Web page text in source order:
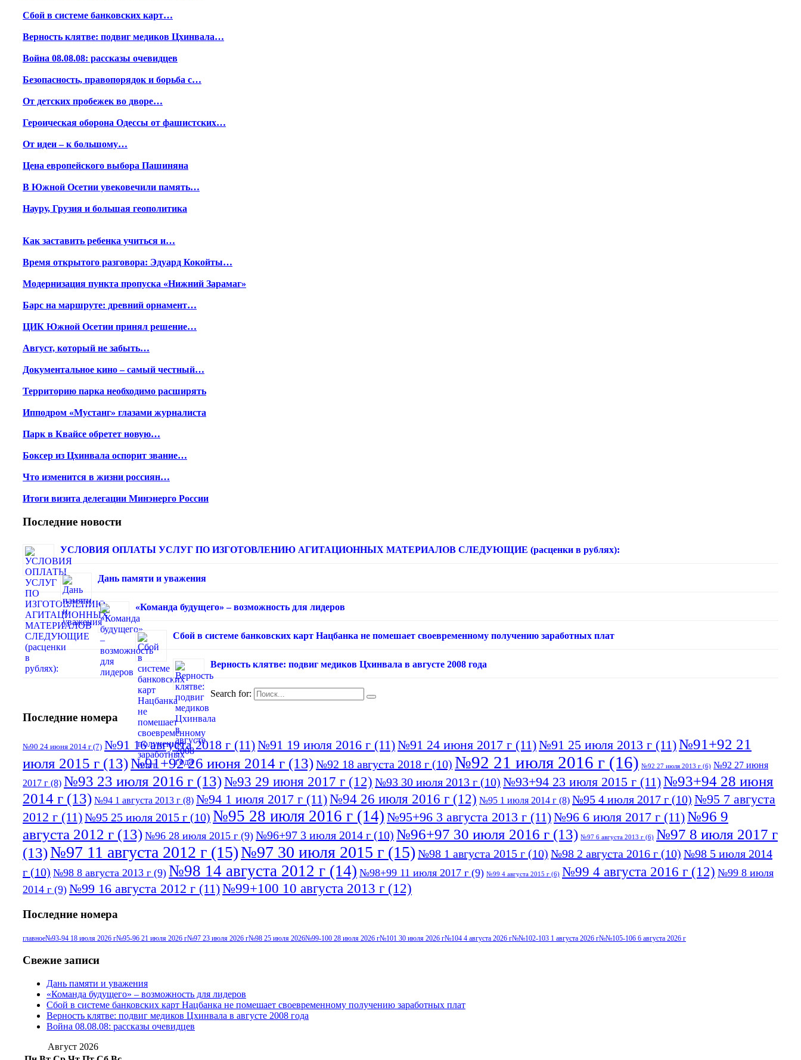
Сбой в системе банковских карт…
Верность клятве: подвиг медиков Цхинвала…
Война 08.08.08: рассказы очевидцев
Безопасность, правопорядок и борьба с…
От детских пробежек во дворе…
Героическая оборона Одессы от фашистских…
От идеи – к большому…
Цена европейского выбора Пашиняна
В Южной Осетии увековечили память…
Науру, Грузия и большая геополитика
Как заставить ребенка учиться и…
Время открытого разговора: Эдуард Кокойты…
Модернизация пункта пропуска «Нижний Зарамаг»
Барс на маршруте: древний орнамент…
ЦИК Южной Осетии принял решение…
Август, который не забыть…
Документальное кино – самый честный…
Территорию парка необходимо расширять
Ипподром «Мустанг» глазами журналиста
Парк в Квайсе обретет новую…
Боксер из Цхинвала оспорит звание…
Что изменится в жизни россиян…
Итоги визита делегации Минэнерго России
Последние новости
УСЛОВИЯ ОПЛАТЫ УСЛУГ ПО ИЗГОТОВЛЕНИЮ АГИТАЦИОННЫХ МАТЕРИАЛОВ СЛЕДУЮЩИЕ (расценки в рублях):
Дань памяти и уважения
«Команда будущего» – возможность для лидеров
Сбой в системе банковских карт Нацбанка не помешает своевременному получению заработных плат
Верность клятве: подвиг медиков Цхинвала в августе 2008 года
Search for:
Последние номера
№90 24 июня 2014 г (7) №91 16 августа 2018 г (11)№91 19 июля 2016 г (11)№91 24 июня 2017 г (11)№91 25 июля 2013 г (11)№91+92 21
июля 2015 г (13)№91+92 26 июня 2014 г (13)№92 18 августа 2018 г (10) №92 21 июля 2016 г (16) №92 27 июля 2013 г (6) №92 27 июня
2017 г (8) №93 23 июля 2016 г (13)№93 29 июня 2017 г (12) №93 30 июля 2013 г (10) №93+94 23 июля 2015 г (11)№93+94 28 июня
2014 г (13) №94 1 августа 2013 г (8) №94 1 июля 2017 г (11)№94 26 июля 2016 г (12) №95 1 июля 2014 г (8) №95 4 июля 2017 г (10) №95 7 августа
2012 г (11)№95 25 июля 2015 г (10) №95 28 июля 2016 г (14) №95+96 3 августа 2013 г (11)№96 6 июля 2017 г (11)№96 9
августа 2012 г (13) №96 28 июля 2015 г (9) №96+97 3 июля 2014 г (10) №96+97 30 июля 2016 г (13) №97 6 августа 2013 г (6) №97 8 июля 2017 г
(13)№97 11 августа 2012 г (15)№97 30 июля 2015 г (15) №98 1 августа 2015 г (10) №98 2 августа 2016 г (10) №98 5 июля 2014
г (10) №98 8 августа 2013 г (9) №98 14 августа 2012 г (14) №98+99 11 июля 2017 г (9) №99 4 августа 2015 г (6) №99 4 августа 2016 г (12) №99 8 июля
2014 г (9) №99 16 августа 2012 г (11)№99+100 10 августа 2013 г (12)
Последние номера
главное№93-94 18 июля 2026 г№95-96 21 июля 2026 г№97 23 июля 2026 г№98 25 июля 2026№99-100 28 июля 2026 г№101 30 июля 2026 г№104 4 августа 2026 г№№102-103 1 августа 2026 г№№105-106 6 августа 2026 г
Свежие записи
Дань памяти и уважения
«Команда будущего» – возможность для лидеров
Сбой в системе банковских карт Нацбанка не помешает своевременному получению заработных плат
Верность клятве: подвиг медиков Цхинвала в августе 2008 года
Война 08.08.08: рассказы очевидцев
Август 2026